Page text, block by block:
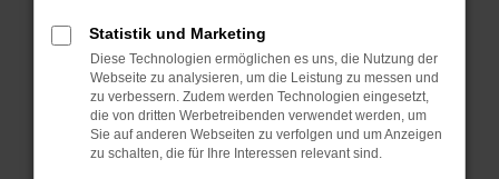
Betriebssystem auf dem neuesten Stand
sind.
Veraltete Software birgt nicht nur ein
Sicherheitsrisiko, sondern kann auch dazu
führen, dass bestimmte Funktionen nicht mehr
unterstützt werden.
Statistik und Marketing
Diese Technologien ermöglichen es uns, die Nutzung der
Webseite zu analysieren, um die Leistung zu messen und
zu verbessern. Zudem werden Technologien eingesetzt,
die von dritten Werbetreibenden verwendet werden, um
Sie auf anderen Webseiten zu verfolgen und um Anzeigen
zu schalten, die für Ihre Interessen relevant sind.